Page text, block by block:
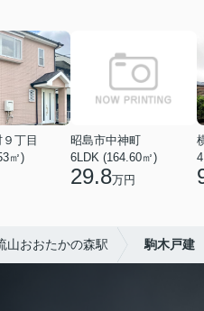
丁目
㎡)
昭島市中神町
6LDK (164.60㎡)
29.8万円
山おおたかの森駅 駒木戸建